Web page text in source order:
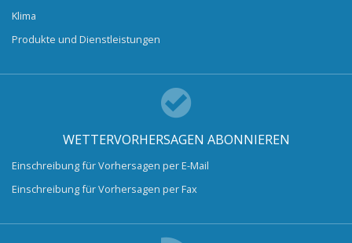
Klima
Produkte und Dienstleistungen
WETTERVORHERSAGEN ABONNIEREN
Einschreibung für Vorhersagen per E-Mail
Einschreibung für Vorhersagen per Fax